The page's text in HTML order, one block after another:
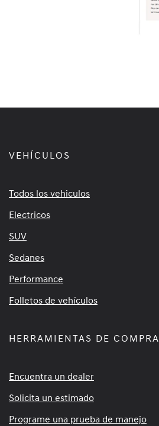
VEHÍCULOS
Todos los vehiculos
Electricos
SUV
Sedanes
Performance
Folletos de vehículos
HERRAMIENTAS DE COMPRA
Encuentra un dealer
Solicita un estimado
Programe una prueba de manejo